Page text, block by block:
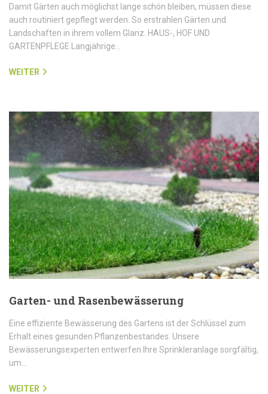
Damit Gärten auch möglichst lange schön bleiben, müssen diese
auch routiniert gepflegt werden. So erstrahlen Gärten und
Landschaften in ihrem vollem Glanz. HAUS-, HOF UND
GARTENPFLEGE Langjährige…
WEITER
Garten- und Rasenbewässerung
Eine effiziente Bewässerung des Gartens ist der Schlüssel zum
Erhalt eines gesunden Pflanzenbestandes. Unsere
Bewässerungsexperten entwerfen Ihre Sprinkleranlage sorgfältig,
um…
WEITER